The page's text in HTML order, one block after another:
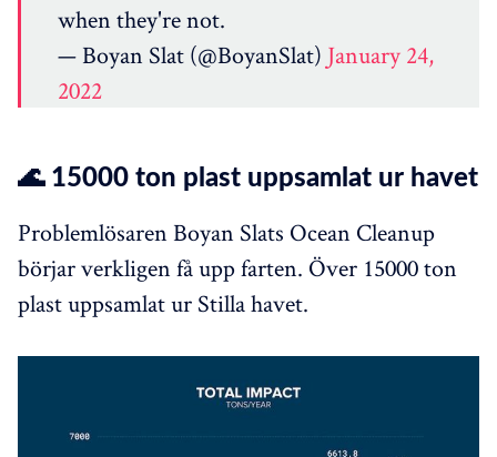
when they're not.
— Boyan Slat (@BoyanSlat) January 24,
2022
🌊 15000 ton plast uppsamlat ur havet
Problemlösaren Boyan Slats Ocean Cleanup
börjar verkligen få upp farten. Över 15000 ton
plast uppsamlat ur Stilla havet.